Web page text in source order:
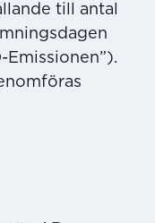
till antal